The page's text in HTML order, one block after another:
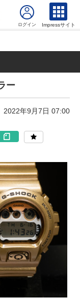
Impressサイト
ー
2022年9月7日 07:00